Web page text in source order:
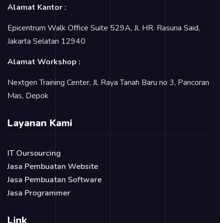
Alamat Kantor :
Epicentrum Walk Office Suite 529A, Jl. HR. Rasuna Said,
Jakarta Selatan 12940
Alamat Workshop :
Nextgen Training Center, Jl. Raya Tanah Baru no 3, Pancoran
Mas, Depok
Layanan Kami
IT Oursourcing
Jasa Pembuatan Website
Jasa Pembuatan Software
Jasa Programmer
Link